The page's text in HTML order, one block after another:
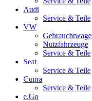
Audi
Service & Teile
VW
Nutzfahrzeuge
Service & Teile
Seat
Service & Teile
Cupra
Service & Teile
e.Go